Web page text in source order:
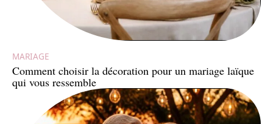
MARIAGE
Comment choisir la décoration pour un mariage laïque
qui vous ressemble